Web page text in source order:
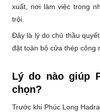
xuất, nơi làm việc trong
trội.
Đây là lý do chủ thầu
đặt toàn bộ cửa thép công
Lý do nào giúp
chọn?
Trước khi Phúc Long